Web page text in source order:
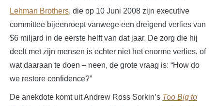
Lehman Brothers, die op 10 Juni 2008 zijn executive
committee bijeenroept vanwege een dreigend verlies van
$6 miljard in de eerste helft van dat jaar. De zorg die hij
deelt met zijn mensen is echter niet het enorme verlies, of
wat daaraan te doen – neen, de grote vraag is: “How do
we restore confidence?”
De anekdote komt uit Andrew Ross Sorkin’s Too Big to